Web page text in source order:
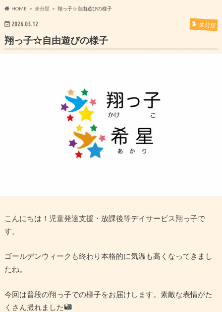
HOME 未分類 翔っ子☆自由遊びの様子
2026.05.12 未分類
翔っ子☆自由遊びの様子
こんにちは！児童発達支援・放課後等デイサービス翔っ子で
す。
ゴールデンウィークも終わり本格的に気温も高くなってきまし
たね。
今回は普段の翔っ子での様子をお届けします。素敵な表情がた
くさん撮れました